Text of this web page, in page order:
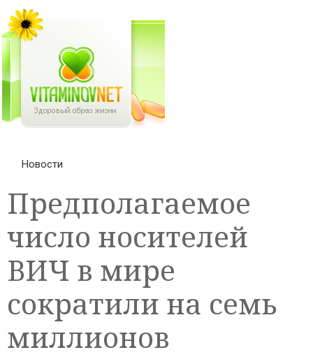
Новости
Предполагаемое
число носителей
ВИЧ в мире
сократили на семь
миллионов